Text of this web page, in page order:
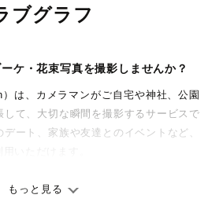
ブグラフ
ケ・花束写真を撮影しませんか？
は、カメラマンがご自宅や神社、公園
して、大切な瞬間を撮影するサービスで
ート、家族や友達とのイベントなど、
切に、何十年経っても見返したくなるよ
もっと見る